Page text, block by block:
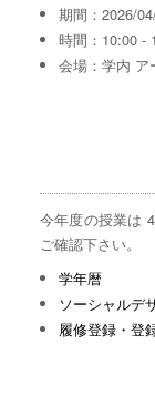
期間：2026/
時間：10:00 -
会場：学内 ア
今年度の授業は
ご確認下さい。
学年暦
ソーシャルデ
履修登録・登